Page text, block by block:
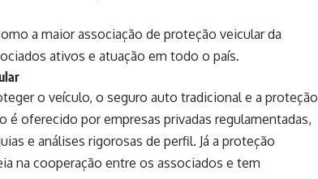
a maior associação de proteção veicular da
ativos e atuação em todo o país.
o veículo, o seguro auto tradicional e a proteção
é oferecido por empresas privadas regulamentadas,
e análises rigorosas de perfil. Já a proteção
na cooperação entre os associados e tem